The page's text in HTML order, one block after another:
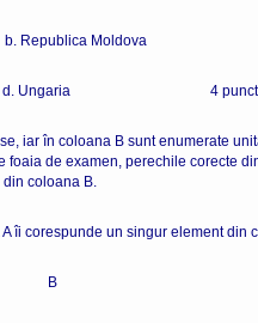
Moldova
4
iar în coloana B sunt enumerate
foaia de examen, perechile corecte
din coloana B.
îi corespunde un singur element din